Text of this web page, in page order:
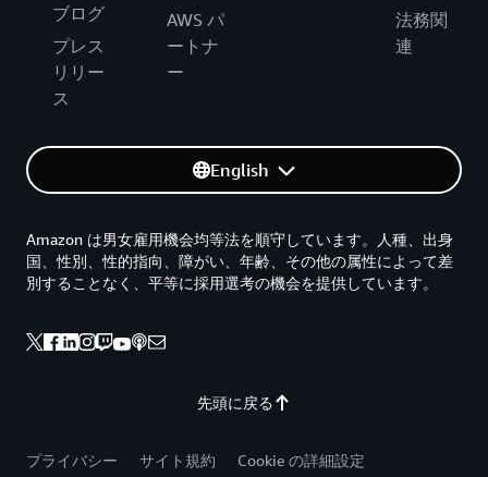
ブログ
プレス
リリー
ス
AWS パ
ートナ
ー
法務関
連
English
先頭に戻る
Amazon は男女雇用機会均等法を順守しています。人種、出身
国、性別、性的指向、障がい、年齢、その他の属性によって差
別することなく、平等に採用選考の機会を提供しています。
プライバシー サイト規約
Cookie の詳細設定